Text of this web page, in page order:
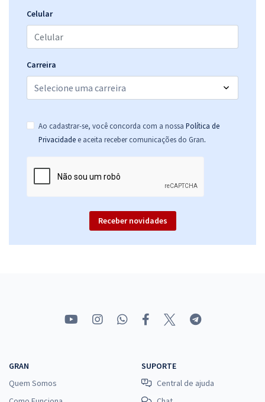
Celular
Carreira
Ao cadastrar-se, você concorda com a nossa Política de
Privacidade e aceita receber comunicações do Gran.
Receber novidades
GRAN
Quem Somos
SUPORTE
Central de ajuda